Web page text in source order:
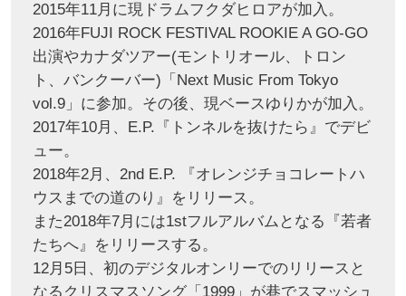
2015年11月に現ドラムフクダヒロアが加入。
2016年FUJI ROCK FESTIVAL ROOKIE A GO-GO
出演やカナダツアー(モントリオール、トロン
ト、バンクーバー)「Next Music From Tokyo
vol.9」に参加。その後、現ベースゆりかが加入。
2017年10月、E.P.『トンネルを抜けたら』でデビ
ュー。
2018年2月、2nd E.P. 『オレンジチョコレートハ
ウスまでの道のり』をリリース。
また2018年7月には1stフルアルバムとなる『若者
たちへ』をリリースする。
12月5日、初のデジタルオンリーでのリリースと
なるクリスマスソング「1999」が巷でスマッシュ